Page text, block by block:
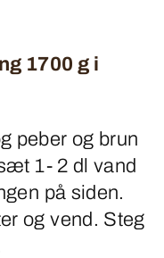
1700 g i
peber og brun
1- 2 dl vand
på siden.
og vend. Steg